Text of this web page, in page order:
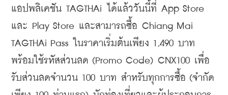
แอปพลิเคชัน TAGTHAi ได้แล้ววันนี้ที่ App Store
และ Play Store และสามารถซื้อ Chiang Mai
TAGTHAi Pass ในราคาเริ่มต้นเพียง 1,490 บาท
พร้อมใช้รหัสส่วนลด (Promo Code) CNX100 เพื่อ
รับส่วนลดจำนวน 100 บาท สำหรับทุกการซื้อ (จำกัด